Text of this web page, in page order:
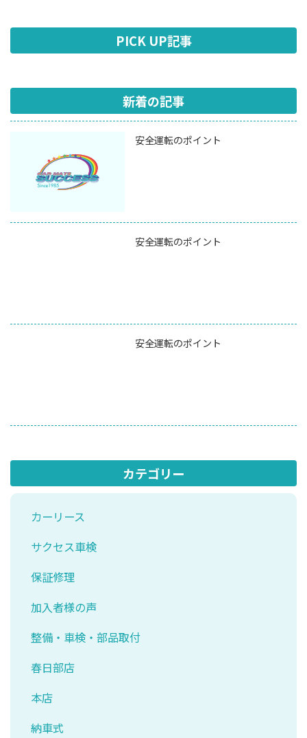
PICK UP記事
新着の記事
安全運転のポイント
安全運転のポイント
安全運転のポイント
カテゴリー
カーリース
サクセス車検
保証修理
加入者様の声
整備・車検・部品取付
春日部店
本店
納車式